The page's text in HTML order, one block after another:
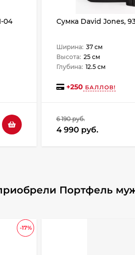
04
Сумка David Jones,
Ширина: 37 см
Высота: 25 см
Глубина: 12.5 см
+250 БАЛЛОВ!
6 190 руб.
4 990 руб.
Портфель
-17%